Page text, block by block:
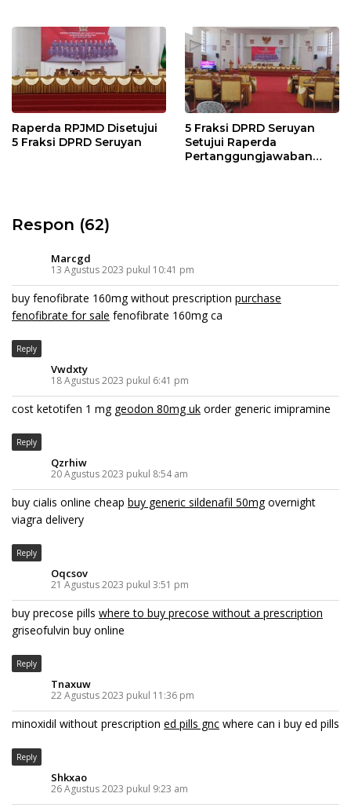
Raperda RPJMD Disetujui
5 Fraksi DPRD Seruyan
5 Fraksi DPRD Seruyan
Setujui Raperda
Pertanggungjawaban
Respon (62)
Marcgd
13 Agustus 2023 pukul 10:41 pm
buy fenofibrate 160mg without prescription purchase
fenofibrate for sale fenofibrate 160mg ca
Reply
Vwdxty
18 Agustus 2023 pukul 6:41 pm
cost ketotifen 1 mg geodon 80mg uk order generic imipramine
Reply
Qzrhiw
20 Agustus 2023 pukul 8:54 am
buy cialis online cheap buy generic sildenafil 50mgovernight
viagra delivery
Reply
Oqcsov
21 Agustus 2023 pukul 3:51 pm
buy precose pills where to buy precose without a prescription
griseofulvin buy online
Reply
Tnaxuw
22 Agustus 2023 pukul 11:36 pm
minoxidil without prescription ed pills gnc where can i buy ed pills
Reply
Shkxao
26 Agustus 2023 pukul 9:23 am